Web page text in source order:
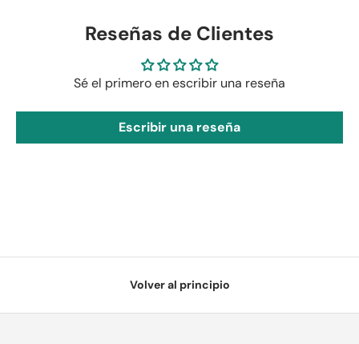
Reseñas de Clientes
Sé el primero en escribir una reseña
Escribir una reseña
Volver al principio